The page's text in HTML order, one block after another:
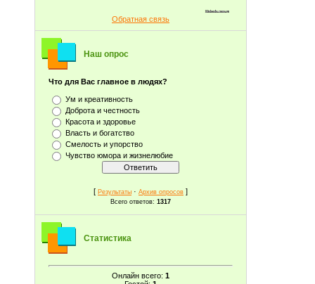
Обратная связь
Наш опрос
Что для Вас главное в людях?
Ум и креативность
Доброта и честность
Красота и здоровье
Власть и богатство
Смелость и упорство
Чувство юмора и жизнелюбие
[ Результаты · Архив опросов ]
Всего ответов: 1317
Статистика
Онлайн всего: 1